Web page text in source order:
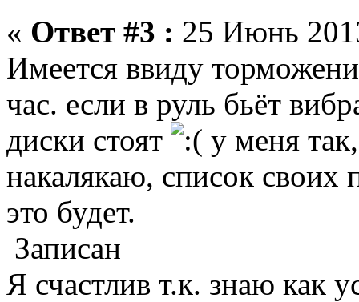
« Ответ #3 : 25 Июнь
Имеется ввиду
час. если в руль бьёт
диски стоят
у меня
накалякаю, список своих
это будет.
Записан
Я счастлив т.к. знаю как